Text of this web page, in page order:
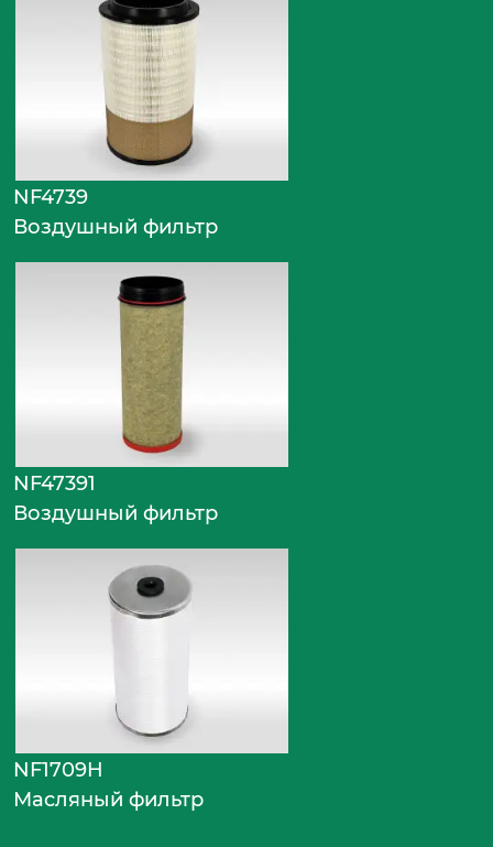
NF4739
Воздушный фильтр
NF47391
Воздушный фильтр
NF1709H
Масляный фильтр